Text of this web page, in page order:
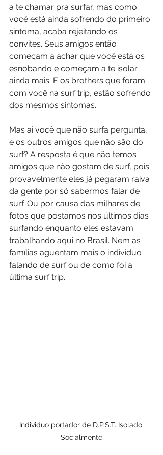
a te chamar pra surfar, mas como
você está ainda sofrendo do primeiro
sintoma, acaba rejeitando os
convites. Seus amigos então
começam a achar que você está os
esnobando e começam a te isolar
ainda mais. E os brothers que foram
com você na surf trip, estão sofrendo
dos mesmos sintomas.
Mas ai você que não surfa pergunta,
e os outros amigos que não são do
surf? A resposta é que não temos
amigos que não gostam de surf, pois
provavelmente eles já pegaram raiva
da gente por só sabermos falar de
surf. Ou por causa das milhares de
fotos que postamos nos últimos dias
surfando enquanto eles estavam
trabalhando aqui no Brasil. Nem as
famílias aguentam mais o individuo
falando de surf ou de como foi a
última surf trip.
Individuo portador de D.P.S.T. Isolado
Socialmente